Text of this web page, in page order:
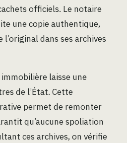
officiels. Le notaire
une copie authentique,
l’original dans ses archives
laisse une
de l’État. Cette
permet de remonter
qu’aucune spoliation
ces archives, on vérifie